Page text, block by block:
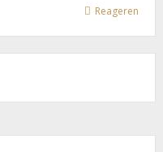
Reageren